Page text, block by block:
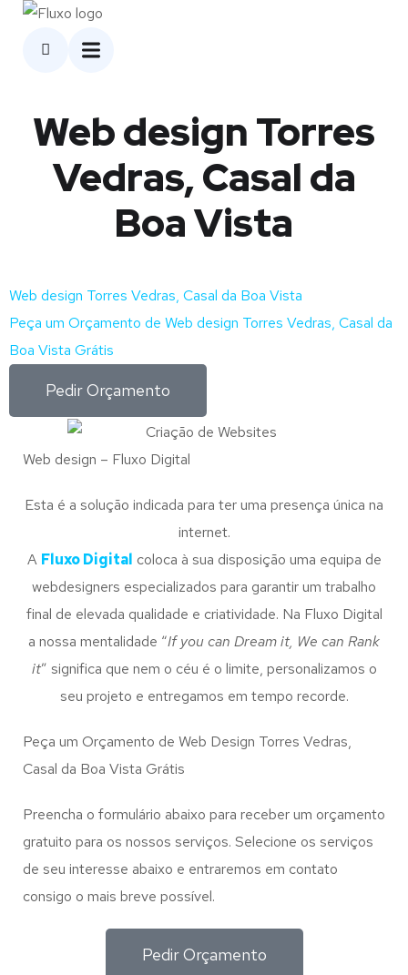
Web design Torres
Vedras, Casal da
Boa Vista
Web design Torres Vedras, Casal da Boa Vista
Peça um Orçamento de Web design Torres Vedras, Casal da
Boa Vista Grátis
Pedir Orçamento
Web design – Fluxo Digital
Esta é a solução indicada para ter uma presença única na
internet.
A Fluxo Digital coloca à sua disposição uma equipa de
webdesigners especializados para garantir um trabalho
final de elevada qualidade e criatividade. Na Fluxo Digital
a nossa mentalidade “If you can Dream it, We can Rank
it” significa que nem o céu é o limite, personalizamos o
seu projeto e entregamos em tempo recorde.
Peça um Orçamento de Web Design Torres Vedras,
Casal da Boa Vista Grátis
Preencha o formulário abaixo para receber um orçamento
gratuito para os nossos serviços. Selecione os serviços
de seu interesse abaixo e entraremos em contato
consigo o mais breve possível.
Pedir Orçamento